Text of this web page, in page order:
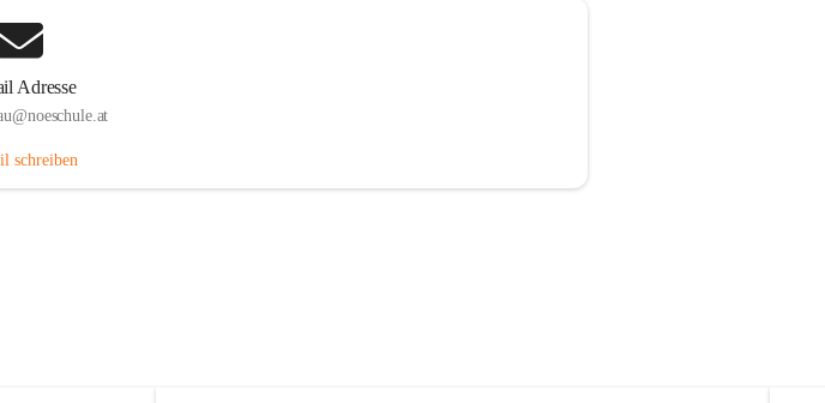
Adresse
schreiben